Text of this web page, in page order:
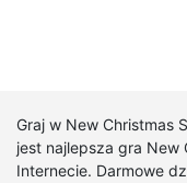
Graj w New Christmas
jest najlepsza gra New
Internecie. Darmowe